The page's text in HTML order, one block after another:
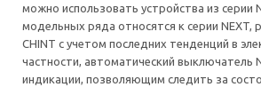
можно использовать устройства из серии
модельных ряда относятся к серии NEXT,
CHINT с учетом последних тенденций в
частности, автоматический выключатель
индикации, позволяющим следить за